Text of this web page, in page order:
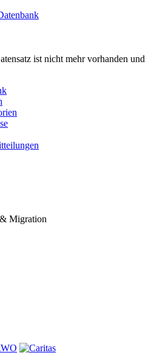
ist nicht mehr vorhanden und
Migration